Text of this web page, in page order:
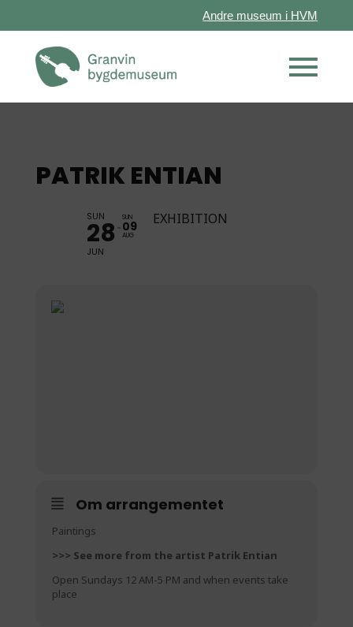
Andre museum i HVM
PATRIK ENTIAN
SUN
28
JUN
SUN
09
AUG
EXHIBITION
Om arrangementet
Paintings
>>> See more from the artist Patrik Entian
Open Sundays 12 AM-5 PM and when events take
place